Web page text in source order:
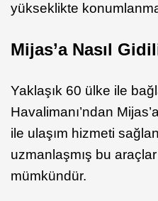
yükseklikte
Mijas’a Nasıl
Yaklaşık 60 ülke ile
Havalimanı’ndan
ile ulaşım hizmeti
uzmanlaşmış bu
mümkündür.